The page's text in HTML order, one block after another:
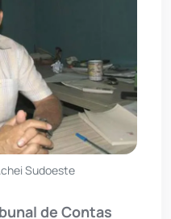
Sudoeste
de Contas